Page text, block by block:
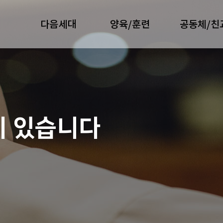
다음세대 양육/훈련 공동체/친
있습니다